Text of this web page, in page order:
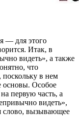
— для этого
Итак, в
видеть», а также
что
в нем
основы. Особое
первую часть, а
видеть»,
слово, вызывающее